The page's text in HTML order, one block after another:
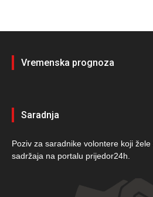
Vremenska prognoza
Saradnja
Poziv za saradnike volontere koji
sadržaja na portalu prijedor24h.